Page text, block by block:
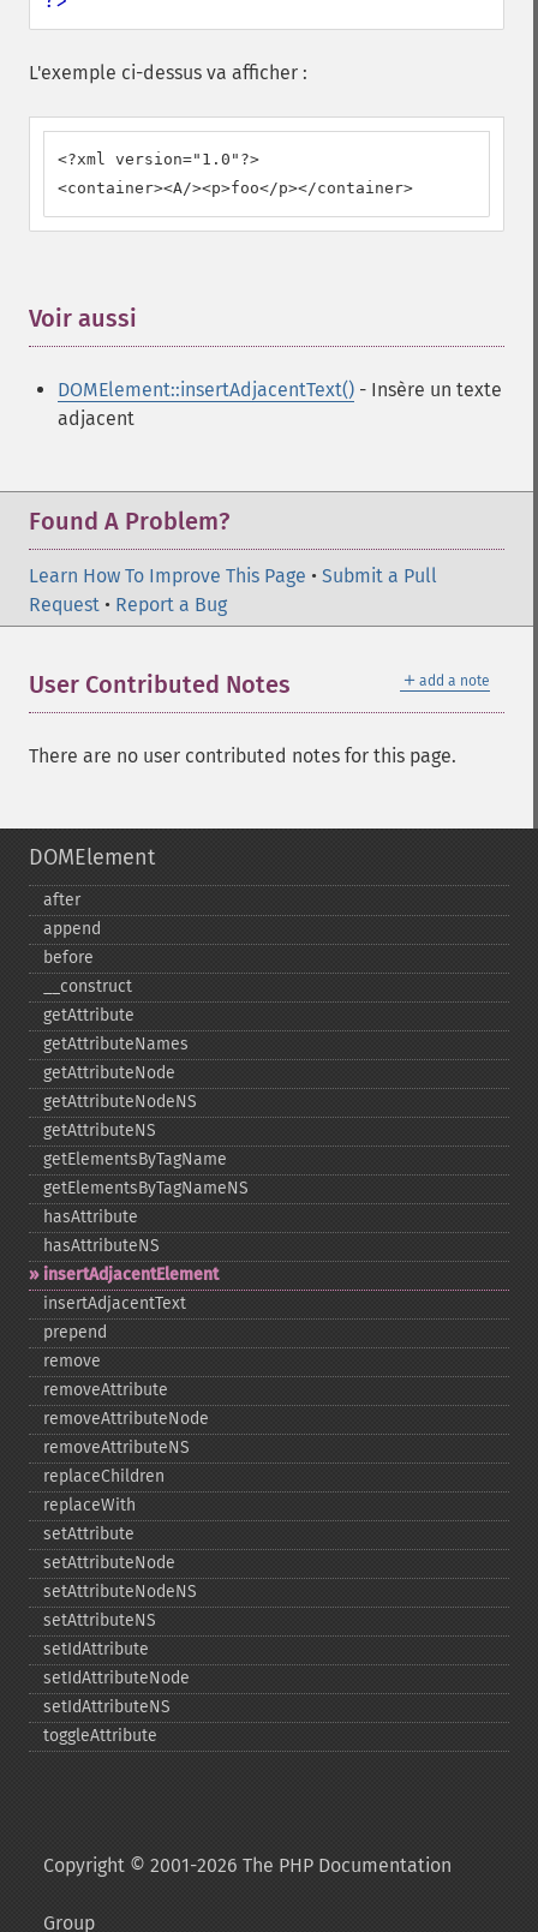
L'exemple ci-dessus va afficher :
<?xml version="1.0"?>
<container><A/><p>foo</p></container>
Voir aussi
DOMElement::insertAdjacentText() - Insère un texte
adjacent
Found A Problem?
Learn How To Improve This Page • Submit a Pull
Request • Report a Bug
＋ add a note
User Contributed Notes
There are no user contributed notes for this page.
DOMElement
after
append
before
_​_​construct
getAttribute
getAttributeNames
getAttributeNode
getAttributeNodeNS
getAttributeNS
getElementsByTagName
getElementsByTagNameNS
hasAttribute
hasAttributeNS
insertAdjacentElement
insertAdjacentText
prepend
remove
removeAttribute
removeAttributeNode
removeAttributeNS
replaceChildren
replaceWith
setAttribute
setAttributeNode
setAttributeNodeNS
setAttributeNS
setIdAttribute
setIdAttributeNode
setIdAttributeNS
toggleAttribute
Copyright © 2001-2026 The PHP Documentation
Group